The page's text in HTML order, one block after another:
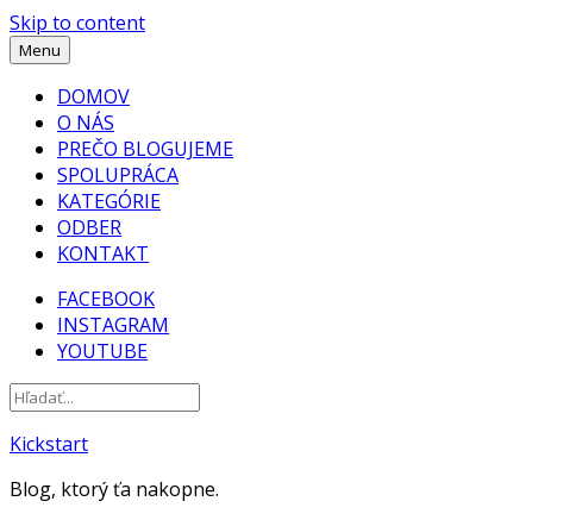
Skip to content
Menu
DOMOV
O NÁS
PREČO BLOGUJEME
SPOLUPRÁCA
KATEGÓRIE
ODBER
KONTAKT
FACEBOOK
INSTAGRAM
YOUTUBE
Kickstart
Blog, ktorý ťa nakopne.